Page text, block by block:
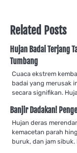
Related Posts
Hujan Badai Terjang
Tumbang
Cuaca ekstrem
badai yang merusak
secara signifikan.
Banjir Dadakan!
Hujan deras
kemacetan parah
buruk, dan jam sibuk.